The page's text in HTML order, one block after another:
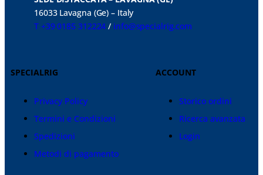
16033 Lavagna (Ge) – Italy
T +39 0185 312224 / info@specialrig.com
SPECIALRIG
Privacy Policy
Termini e Condizioni
Spedizioni
Metodi di pagamento
ACCOUNT
Storico ordini
Ricerca avanzata
Login